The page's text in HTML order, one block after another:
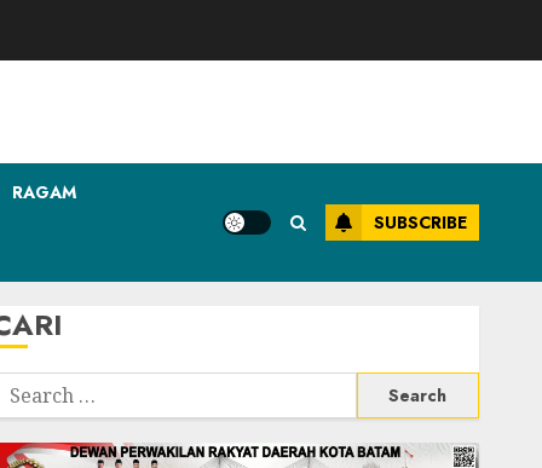
RAGAM
SUBSCRIBE
Search